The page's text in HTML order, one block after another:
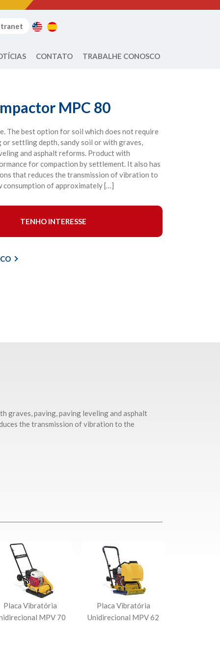
CONTATO TRABALHE CONOSCO
MPC 80
The best option for soil which does not require
or settling depth, sandy soil or with graves,
and asphalt reforms. Product with
for compaction by settlement. It also has
that reduces the transmission of vibration to
consumption of approximately […]
TENHO INTERESSE
graves, paving, paving leveling and asphalt
the transmission of vibration to the
Placa Vibratória
MPV 70
Placa Vibratória
Unidirecional MPV 62